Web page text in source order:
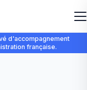
d'accompagnement
française.